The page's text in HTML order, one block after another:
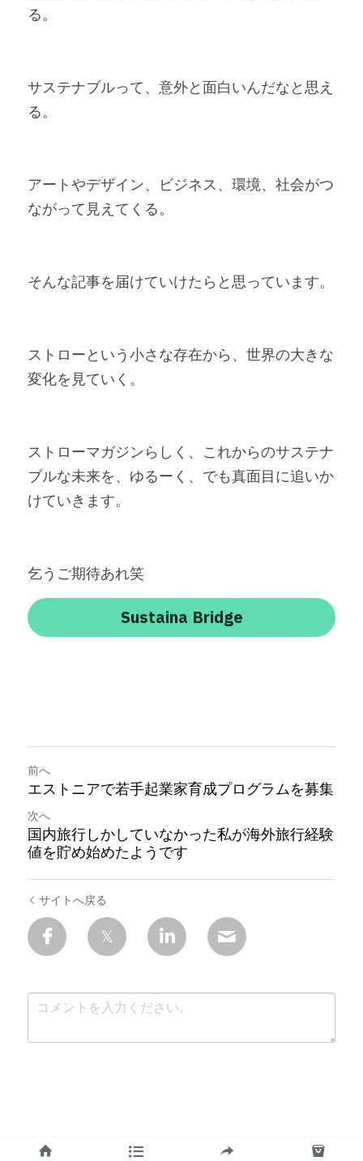
る。
サステナブルって、意外と面白いんだなと思え
る。
アートやデザイン、ビジネス、環境、社会がつ
ながって見えてくる。
そんな記事を届けていけたらと思っています。
ストローという小さな存在から、世界の大きな
変化を見ていく。
ストローマガジンらしく、これからのサステナ
ブルな未来を、ゆるーく、でも真面目に追いか
けていきます。
乞うご期待あれ笑
Sustaina Bridge
前へ
エストニアで若手起業家育成プログラムを募集
次へ
国内旅行しかしていなかった私が海外旅行経験
値を貯め始めたようです
サイトへ戻る
送信 キャンセル